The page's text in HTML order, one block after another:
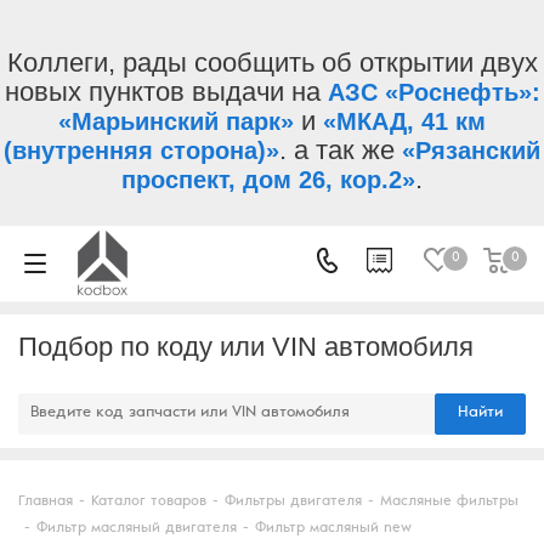
Коллеги, рады сообщить об открытии двух
новых пунктов выдачи на АЗС «Роснефть»:
«Марьинский парк» и «МКАД, 41 км
(внутренняя сторона)». а так же «Рязанский
проспект, дом 26, кор.2».
0 0
Подбор по коду или VIN автомобиля
Найти
Главная - Каталог товаров - Фильтры двигателя - Масляные фильтры
- Фильтр масляный двигателя - Фильтр масляный new